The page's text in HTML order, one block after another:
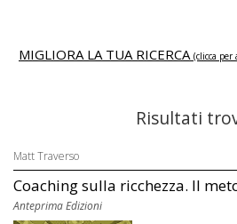
MIGLIORA LA TUA RICERCA (clicca
Risultati
Matt Traverso
Coaching sulla ricchezza. Il
Anteprima Edizioni